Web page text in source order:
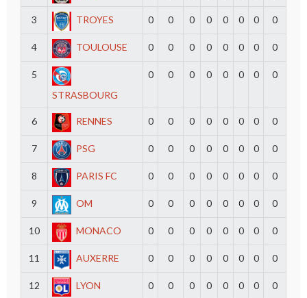
3 TROYES 0 0 0 0 0 0 0 0
4 TOULOUSE 0 0 0 0 0 0 0 0
5
STRASBOURG
0 0 0 0 0 0 0 0
6 RENNES 0 0 0 0 0 0 0 0
7 PSG 0 0 0 0 0 0 0 0
8 PARIS FC 0 0 0 0 0 0 0 0
9 OM 0 0 0 0 0 0 0 0
10 MONACO 0 0 0 0 0 0 0 0
11 AUXERRE 0 0 0 0 0 0 0 0
12 LYON 0 0 0 0 0 0 0 0